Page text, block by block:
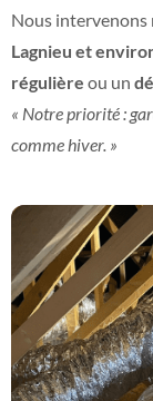
Nous
Lagnieu et
régulière ou un
« Notre priorité :
comme hiver. »